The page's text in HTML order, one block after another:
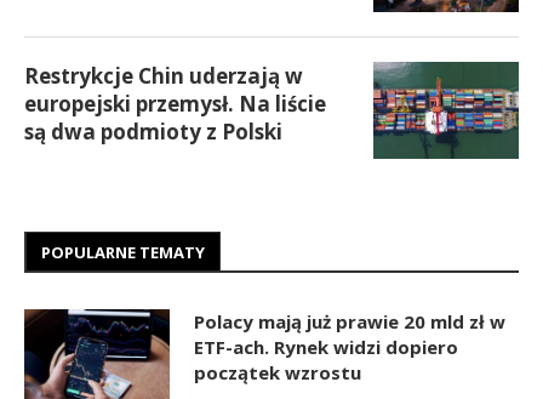
Restrykcje Chin uderzają w
europejski przemysł. Na liście
są dwa podmioty z Polski
POPULARNE TEMATY
Polacy mają już prawie 20 mld zł w
ETF-ach. Rynek widzi dopiero
początek wzrostu